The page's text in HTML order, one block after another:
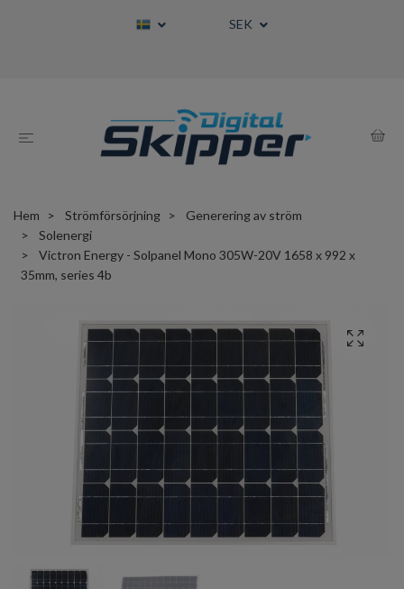
SEK
Hem Strömförsörjning
Generering av ström
Solenergi
Victron Energy - Solpanel Mono 305W-20V 1658 x 992 x
35mm, series 4b